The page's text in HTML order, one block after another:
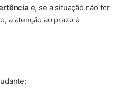
e, se a situação não for
a atenção ao prazo é